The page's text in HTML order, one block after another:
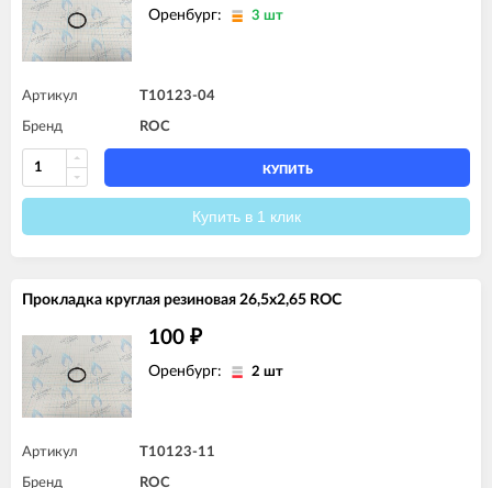
Оренбург: 3 шт
Артикул T10123-04
Бренд ROC
КУПИТЬ
Купить в 1 клик
Прокладка круглая резиновая 26,5x2,65 ROC
100 ₽
Оренбург: 2 шт
Артикул T10123-11
Бренд ROC